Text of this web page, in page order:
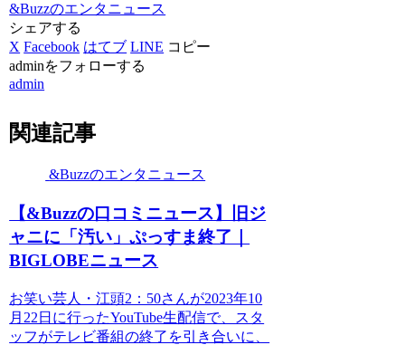
&Buzzのエンタニュース
シェアする
X Facebook はてブ LINE コピー
adminをフォローする
admin
関連記事
&Buzzのエンタニュース
【&Buzzの口コミニュース】旧ジ
ャニに「汚い」ぷっすま終了｜
BIGLOBEニュース
お笑い芸人・江頭2：50さんが2023年10
月22日に行ったYouTube生配信で、スタ
ッフがテレビ番組の終了を引き合いに、